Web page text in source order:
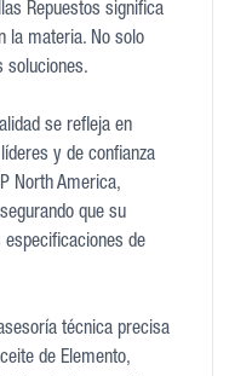
Repuestos significa
la materia. No solo
soluciones.
se refleja en
y de confianza
North America,
que su
de
técnica precisa
de Elemento,